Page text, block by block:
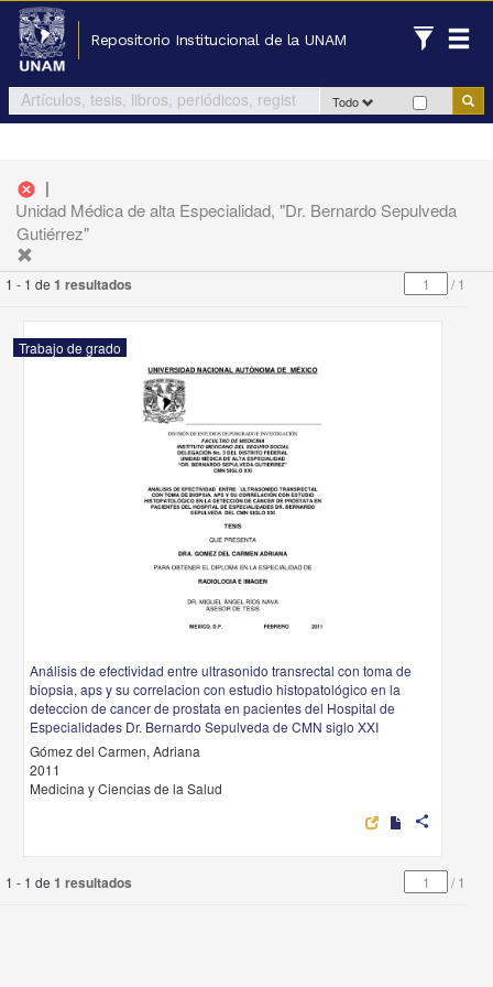
Repositorio Institucional de la UNAM
Todo
cancel |
Unidad Médica de alta Especialidad, "Dr. Bernardo Sepulveda
Gutiérrez"
1 - 1 de 1 resultados /1
Trabajo de grado
Análisis de efectividad entre ultrasonido transrectal con toma de
biopsia, aps y su correlacion con estudio histopatológico en la
deteccion de cancer de prostata en pacientes del Hospital de
Especialidades Dr. Bernardo Sepulveda de CMN siglo XXI
Gómez del Carmen, Adriana
2011
Medicina y Ciencias de la Salud
share
1 - 1 de 1 resultados /1